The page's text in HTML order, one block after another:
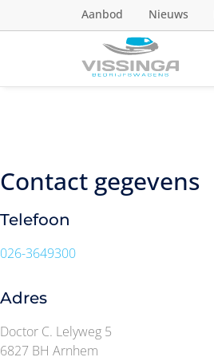
Aanbod Nieuws
Contact gegevens
Telefoon
026-3649300
Adres
Doctor C. Lelyweg 5
6827 BH Arnhem